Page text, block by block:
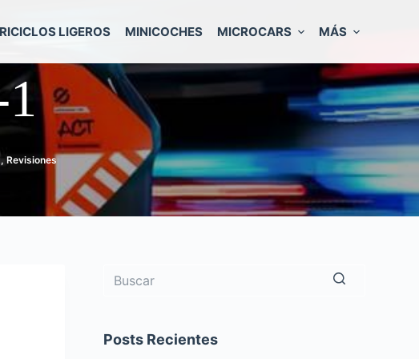
LIGEROS MINICOCHES MICROCARS MÁS
, Revisiones
Posts Recientes